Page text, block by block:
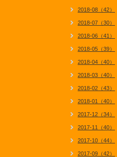
2018-08（42）
2018-07（30）
2018-06（41）
2018-05（39）
2018-04（40）
2018-03（40）
2018-02（43）
2018-01（40）
2017-12（34）
2017-11（40）
2017-10（44）
2017-09（42）